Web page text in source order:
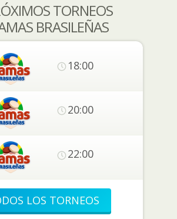
TORNEOS
BRASILEÑAS
18:00
20:00
22:00
LOS TORNEOS